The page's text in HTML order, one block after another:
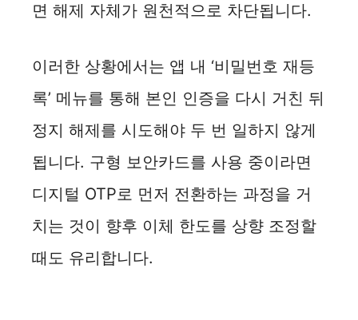
면 해제 자체가 원천적으로 차단됩니다.
이러한 상황에서는 앱 내 ‘비밀번호 재등
록’ 메뉴를 통해 본인 인증을 다시 거친 뒤
정지 해제를 시도해야 두 번 일하지 않게
됩니다. 구형 보안카드를 사용 중이라면
디지털 OTP로 먼저 전환하는 과정을 거
치는 것이 향후 이체 한도를 상향 조정할
때도 유리합니다.